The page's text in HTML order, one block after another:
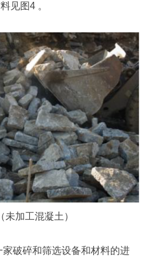
见图4 。
未加工混凝土）
破碎和筛选设备和材料的进